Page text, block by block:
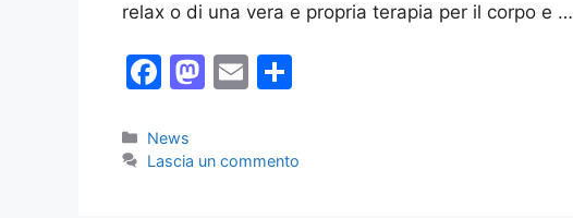
relax o di una vera e propria terapia per il corpo e …
F
c
e
M
o
E
l
di
Categorie
News
Lascia un commento